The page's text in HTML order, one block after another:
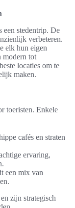
een stedentrip. De
verbeteren.
elk hun eigen
modern tot
locaties om te
maken.
toeristen. Enkele
cafés en straten
ervaring,
een mix van
zijn strategisch